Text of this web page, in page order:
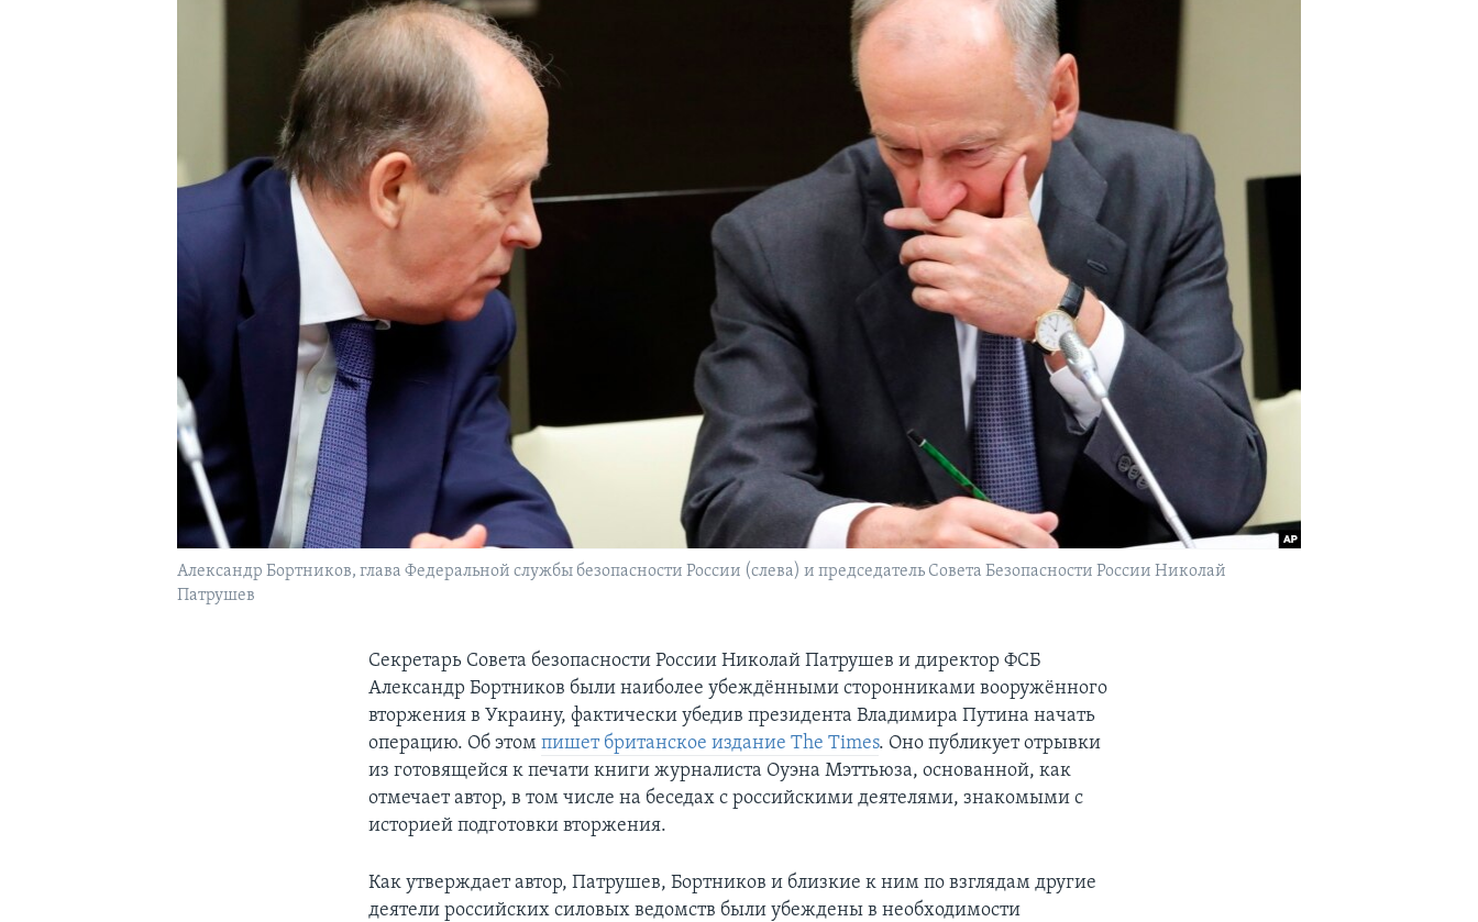
Александр Бортников, глава Федеральной службы безопасности России (слева) и председатель Совета Безопасности России Николай
Патрушев
Секретарь Совета безопасности России Николай Патрушев и директор ФСБ
Александр Бортников были наиболее убеждёнными сторонниками вооружённого
вторжения в Украину, фактически убедив президента Владимира Путина начать
операцию. Об этомпишет британское издание The Times. Оно публикует отрывки
из готовящейся к печати книги журналиста Оуэна Мэттьюза, основанной, как
отмечает автор, в том числе на беседах с российскими деятелями, знакомыми с
историей подготовки вторжения.
Как утверждает автор, Патрушев, Бортников и близкие к ним по взглядам другие
деятели российских силовых ведомств были убеждены в необходимости